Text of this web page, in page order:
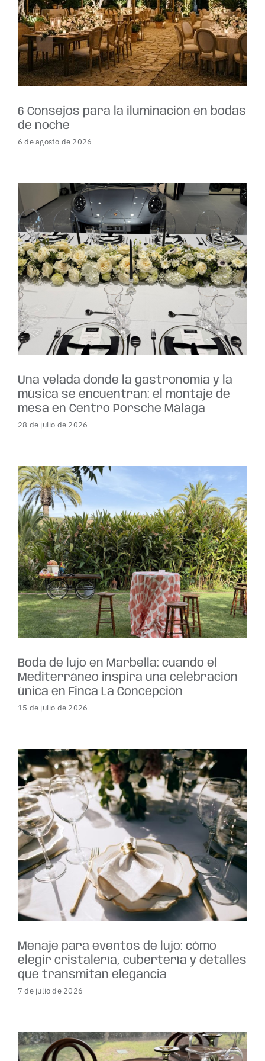
6 Consejos para la iluminación en bodas
de noche
6 de agosto de 2026
Una velada donde la gastronomía y la
música se encuentran: el montaje de
mesa en Centro Porsche Málaga
28 de julio de 2026
Boda de lujo en Marbella: cuando el
Mediterráneo inspira una celebración
única en Finca La Concepción
15 de julio de 2026
Menaje para eventos de lujo: cómo
elegir cristalería, cubertería y detalles
que transmitan elegancia
7 de julio de 2026